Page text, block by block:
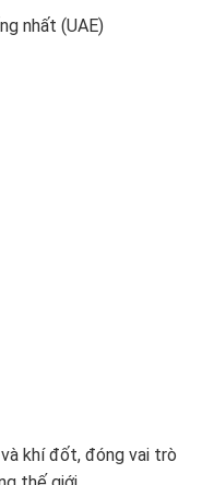
nhất (UAE)
khí đốt, đóng vai trò